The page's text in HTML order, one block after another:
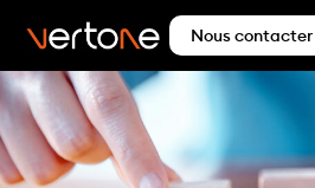
Nous contacter